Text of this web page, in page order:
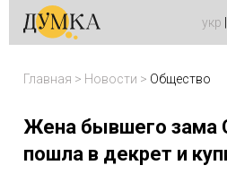
укр
Главная > Новости > Общество
Жена бывшего зама
пошла в декрет и